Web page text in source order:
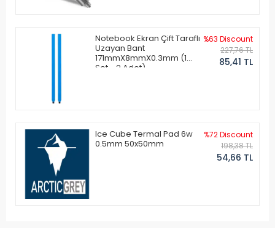
Notebook Ekran Çift Taraflı
Uzayan Bant
171mmX8mmX0.3mm (1
Set - 2 Adet)
%63 Discount
227,76 TL
85,41 TL
Ice Cube Termal Pad 6w
0.5mm 50x50mm
%72 Discount
198,38 TL
54,66 TL